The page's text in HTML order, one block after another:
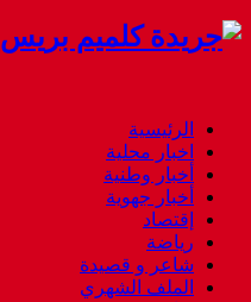
الرئيسية
اخبار محلية
أخبار وطنية
أخبار جهوية
إقتصاد
رياضة
شاعر و قصيدة
الملف الشهري